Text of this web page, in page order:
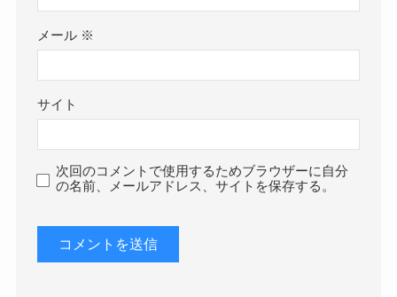
メール ※
サイト
次回のコメントで使用するためブラウザーに自分
の名前、メールアドレス、サイトを保存する。